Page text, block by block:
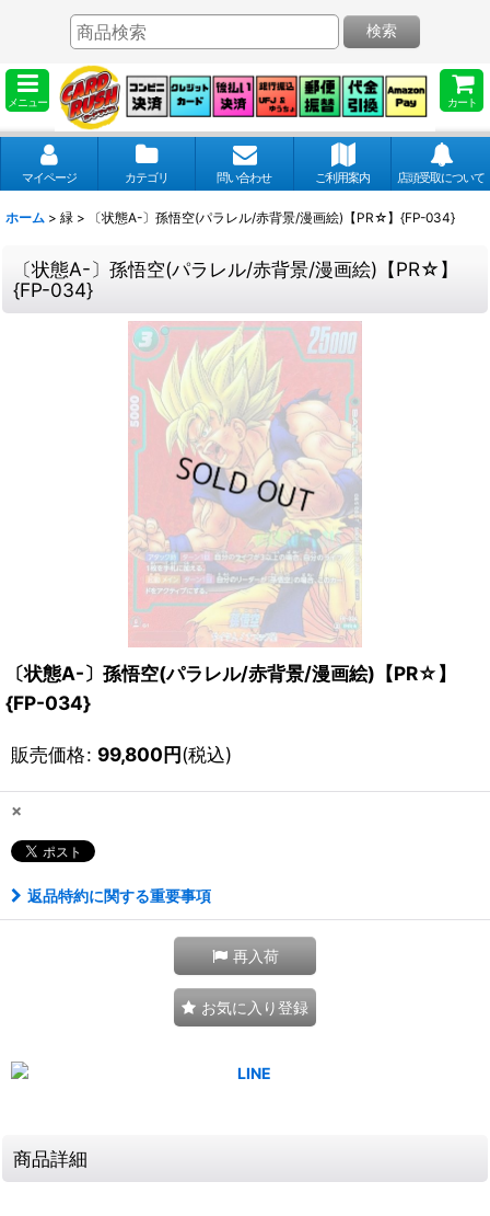
メニュー カート
検索
マイページ カテゴリ 問い合わせ ご利用案内 店頭受取について
ホーム > 緑 > 〔状態A-〕孫悟空(パラレル/赤背景/漫画絵)【PR☆】{FP-034}
〔状態A-〕孫悟空(パラレル/赤背景/漫画絵)【PR☆】
{FP-034}
〔状態A-〕孫悟空(パラレル/赤背景/漫画絵)【PR☆】
{FP-034}
販売価格: 99,800円(税込)
×
返品特約に関する重要事項
再入荷
お気に入り登録
商品詳細